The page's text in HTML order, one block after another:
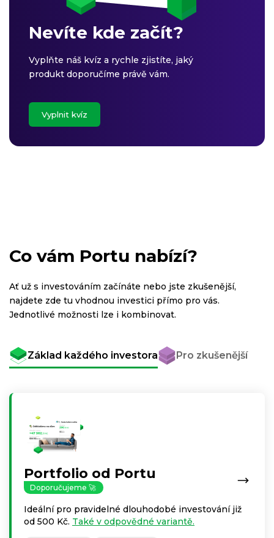
Nevíte kde začít?
Vyplňte náš kvíz a rychle zjistíte, jaký
produkt doporučíme právě vám.
Vyplnit kvíz
Co vám Portu nabízí?
Ať už s investováním začínáte nebo jste zkušenější,
najdete zde tu vhodnou investici přímo pro vás.
Jednotlivé možnosti lze i kombinovat.
Základ každého investora Pro zkušenější
Portfolio od Portu
Doporučujeme 🚀
Ideální pro pravidelné dlouhodobé investování již
od 500 Kč. Také v odpovědné variantě.